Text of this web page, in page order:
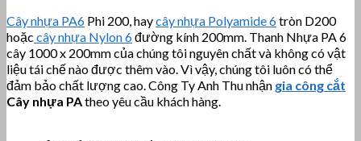
Cây nhựa PA6 Phi 200, haycây nhựa Polyamide 6tròn D200
hoặc cây nhựa Nylon 6đường kính 200mm. Thanh Nhựa PA 6
cây 1000 x 200mm của chúng tôi nguyên chất và không có vật
liệu tái chế nào được thêm vào. Vì vậy, chúng tôi luôn có thể
đảm bảo chất lượng cao. Công Ty Anh Thu nhận gia công cắt
Cây nhựa PAtheo yêu cầu khách hàng.